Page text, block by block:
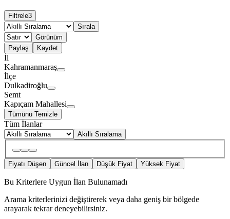
Filtrele3
Sırala
Görünüm
Paylaş
Kaydet
İl
Kahramanmaraş
İlçe
Dulkadiroğlu
Semt
Kapıçam Mahallesi
Tümünü Temizle
Tüm İlanlar
Akıllı Sıralama
Fiyatı Düşen Güncel İlan Düşük Fiyat Yüksek Fiyat
Bu Kriterlere Uygun İlan Bulunamadı
Arama kriterlerinizi değiştirerek veya daha geniş bir bölgede
arayarak tekrar deneyebilirsiniz.